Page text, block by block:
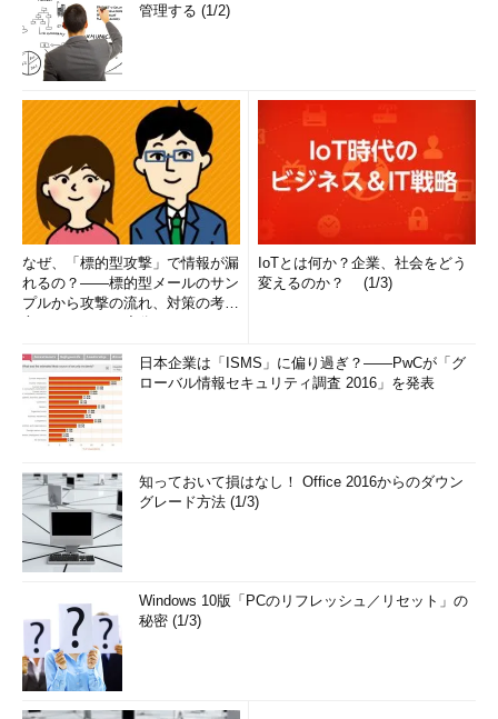
管理する (1/2)
なぜ、「標的型攻撃」で情報が漏
れるの？――標的型メールのサン
プルから攻撃の流れ、対策の考え
IoTとは何か？企業、社会をどう
変えるのか？ (1/3)
日本企業は「ISMS」に偏り過ぎ？――PwCが「グ
ローバル情報セキュリティ調査 2016」を発表
知っておいて損はなし！ Office 2016からのダウン
グレード方法 (1/3)
Windows 10版「PCのリフレッシュ／リセット」の
秘密 (1/3)